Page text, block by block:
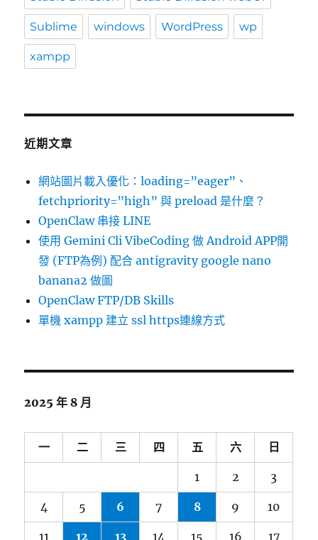
Sublime windows WordPress wp
xampp
近期文章
網站圖片載入優化：loading=”eager”、
fetchpriority=”high” 與 preload 是什麼？
OpenClaw 串接 LINE
使用 Gemini Cli VibeCoding 做 Android APP開
發 (FTP為例) 配合 antigravity google nano
banana2 做圖
OpenClaw FTP/DB Skills
單機 xampp 建立 ssl https連線方式
2025 年 8 月
一 二 三 四 五 六 日
1 2 3
4 5 6 7 8 9 10
11 12 13 14 15 16 17